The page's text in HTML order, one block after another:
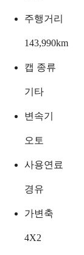
주행거리
143,990km
캡 종류
기타
변속기
오토
사용연료
경유
가변축
4X2